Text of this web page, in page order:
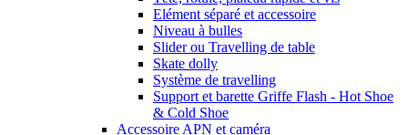
Elément séparé et accessoire
Niveau à bulles
Slider ou Travelling de table
Skate dolly
Système de travelling
Support et barette Griffe Flash - Hot Shoe
& Cold Shoe
Accessoire APN et caméra